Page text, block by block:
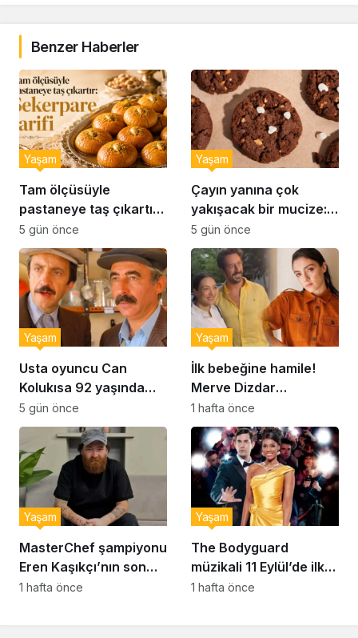
Benzer Haberler
Tam ölçüsüyle
pastaneye taş çıkartır:
Şekerpare tarifi
Yaşam
5 gün önce
Çayın yanına çok
yakışacak bir mucize:
Brownie tadında ıslak
kurabiye tarifi…
Yaşam
5 gün önce
Usta oyuncu Can
Kolukısa 92 yaşında
hayatını kaybetti
Yaşam
5 gün önce
İlk bebeğine hamile!
Merve Dizdar
sessizliğini bozdu: ‘İsim
bulmak çok zor’
Yaşam
1 hafta önce
MasterChef şampiyonu
Eren Kaşıkçı’nın son
anlarındaki kahreden
Yaşam
1 hafta önce
The Bodyguard
müzikali 11 Eylül’de ilk
kez Türkiye’de
Yaşam
1 hafta önce